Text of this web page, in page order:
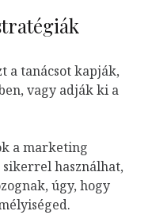
a tanácsot kapják,
vagy adják ki a
a marketing
használhat,
úgy, hogy